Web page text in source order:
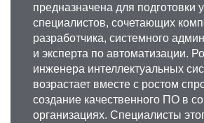
предназначена для подготовки
специалистов, сочетающих
разработчика, системного
и эксперта по автоматизации.
инженера интеллектуальных
возрастает вместе с ростом
создание качественного ПО в
организациях. Специалисты